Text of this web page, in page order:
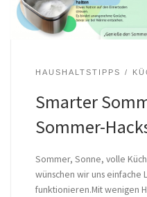
HAUSHALTSTIPPS
Smarter
Sommer-
Sommer, Sonne, volle
wünschen wir uns einfache
funktionieren.Mit wenigen